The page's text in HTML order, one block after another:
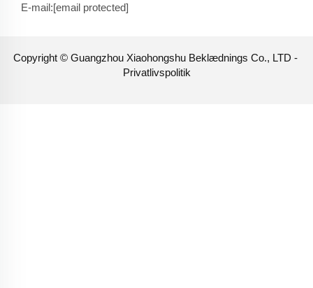
E-mail:[email protected]
Copyright © Guangzhou Xiaohongshu Beklædnings Co., LTD -
Privatlivspolitik